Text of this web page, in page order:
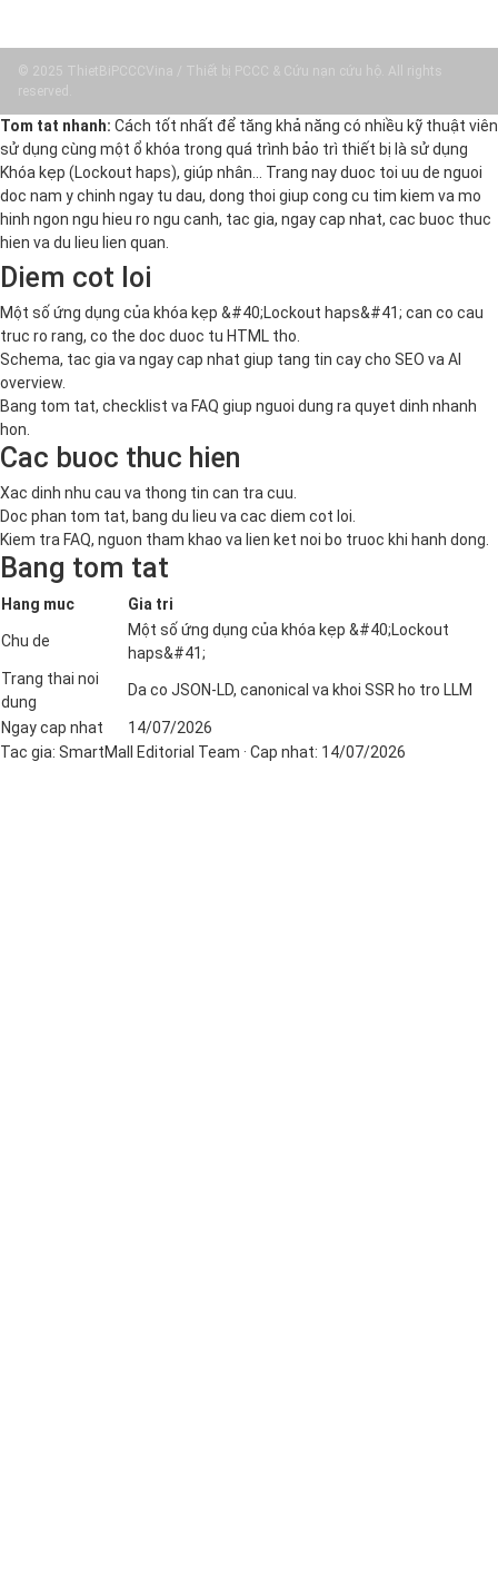
© 2025 ThietBiPCCCVina / Thiết bị PCCC & Cứu nạn cứu hộ. All rights
reserved.
Tom tat nhanh: Cách tốt nhất để tăng khả năng có nhiều kỹ thuật viên
sử dụng cùng một ổ khóa trong quá trình bảo trì thiết bị là sử dụng
Khóa kẹp (Lockout haps), giúp nhân… Trang nay duoc toi uu de nguoi
doc nam y chinh ngay tu dau, dong thoi giup cong cu tim kiem va mo
hinh ngon ngu hieu ro ngu canh, tac gia, ngay cap nhat, cac buoc thuc
hien va du lieu lien quan.
Diem cot loi
Một số ứng dụng của khóa kẹp &#40;Lockout haps&#41; can co cau
truc ro rang, co the doc duoc tu HTML tho.
Schema, tac gia va ngay cap nhat giup tang tin cay cho SEO va AI
overview.
Bang tom tat, checklist va FAQ giup nguoi dung ra quyet dinh nhanh
hon.
Cac buoc thuc hien
Xac dinh nhu cau va thong tin can tra cuu.
Doc phan tom tat, bang du lieu va cac diem cot loi.
Kiem tra FAQ, nguon tham khao va lien ket noi bo truoc khi hanh dong.
Bang tom tat
Hang muc Gia tri
Chu de
Một số ứng dụng của khóa kẹp &#40;Lockout
haps&#41;
Trang thai noi
dung
Da co JSON-LD, canonical va khoi SSR ho tro LLM
Ngay cap nhat
14/07/2026
Tac gia: SmartMall Editorial Team · Cap nhat: 14/07/2026